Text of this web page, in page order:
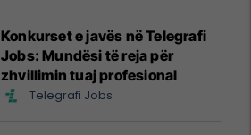
Konkurset e javës në Telegrafi
Jobs: Mundësi të reja për
zhvillimin tuaj profesional
Telegrafi Jobs